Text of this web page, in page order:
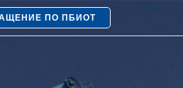
ПО ПБИОТ